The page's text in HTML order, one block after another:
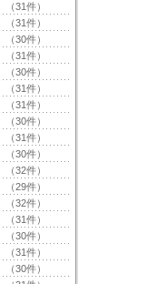
（31件）
（31件）
（30件）
（31件）
（30件）
（31件）
（31件）
（30件）
（31件）
（30件）
（32件）
（29件）
（32件）
（31件）
（30件）
（31件）
（30件）